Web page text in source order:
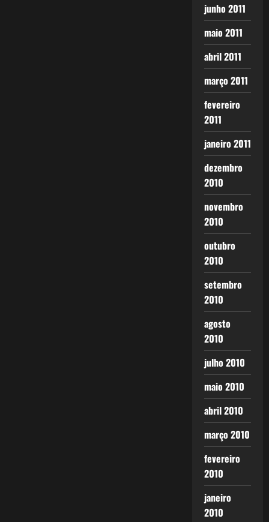
junho 2011
maio 2011
abril 2011
março 2011
fevereiro
2011
janeiro 2011
dezembro
2010
novembro
2010
outubro
2010
setembro
2010
agosto
2010
julho 2010
maio 2010
abril 2010
março 2010
fevereiro
2010
janeiro
2010